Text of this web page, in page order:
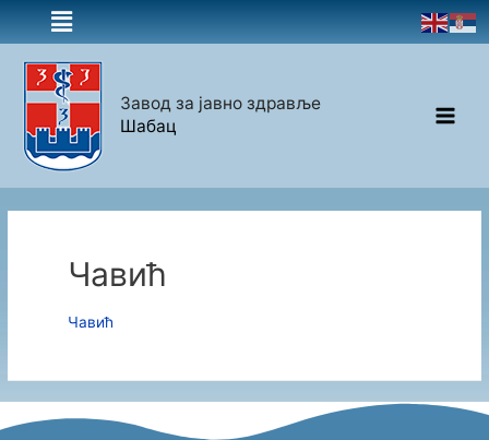
Завод за јавно здравље
Шабац
Чавић
Чавић